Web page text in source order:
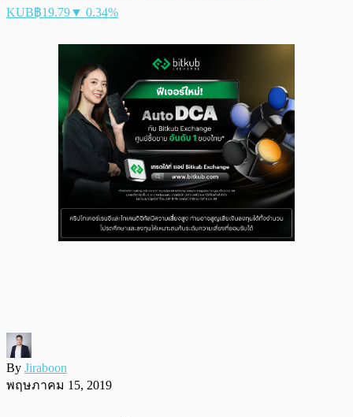
KUB฿19.79▼ 0.34%
By Jiraboon
พฤษภาคม 15, 2019